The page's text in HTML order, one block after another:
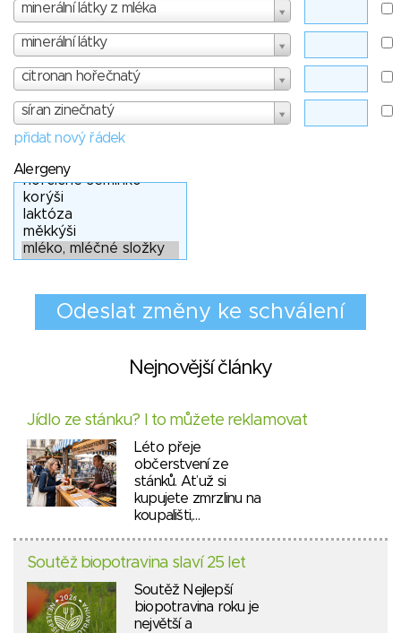
minerální látky z mléka
minerální látky
citronan hořečnatý
síran zinečnatý
přidat nový řádek
Alergeny
Nejnovější články
Jídlo ze stánku? I to můžete reklamovat
Léto přeje
občerstvení ze
stánků. Ať už si
kupujete zmrzlinu na
koupališti,…
Soutěž biopotravina slaví 25 let
Soutěž Nejlepší
biopotravina roku je
největší a